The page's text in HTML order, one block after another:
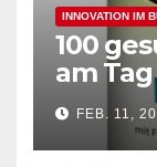
INNOVATION IM
100
am
FEB. 11,
ALLGEMEIN
BÜRO
EFFIZIENZ &